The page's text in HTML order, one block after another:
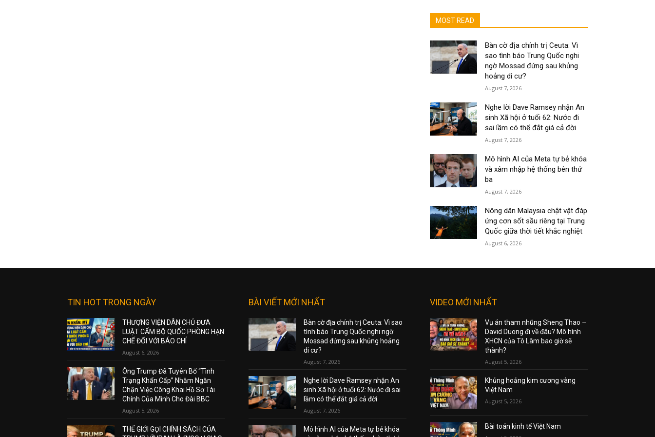
MOST READ
Bàn cờ địa chính trị Ceuta: Vì
sao tình báo Trung Quốc nghi
ngờ Mossad đứng sau khủng
hoảng di cư?
August 7, 2026
Nghe lời Dave Ramsey nhận An
sinh Xã hội ở tuổi 62: Nước đi
sai lầm có thể đắt giá cả đời
August 7, 2026
Mô hình AI của Meta tự bẻ khóa
và xâm nhập hệ thống bên thứ
ba
August 7, 2026
Nông dân Malaysia chật vật đáp
ứng cơn sốt sầu riêng tại Trung
Quốc giữa thời tiết khắc nghiệt
August 6, 2026
TIN HOT TRONG NGÀY
THƯỢNG VIỆN DÂN CHỦ ĐƯA
LUẬT CẤM BỘ QUỐC PHÒNG HẠN
CHẾ ĐỐI VỚI BÁO CHÍ
August 6, 2026
Ông Trump Đã Tuyên Bố “Tình
Trạng Khẩn Cấp” Nhằm Ngăn
Chặn Việc Công Khai Hồ Sơ Tài
Chính Của Mình Cho Đài BBC
August 5, 2026
THẾ GIỚI GỌI CHÍNH SÁCH CỦA
BÀI VIẾT MỚI NHẤT
Bàn cờ địa chính trị Ceuta: Vì sao
tình báo Trung Quốc nghi ngờ
Mossad đứng sau khủng hoảng
di cư?
August 7, 2026
Nghe lời Dave Ramsey nhận An
sinh Xã hội ở tuổi 62: Nước đi sai
lầm có thể đắt giá cả đời
August 7, 2026
Mô hình AI của Meta tự bẻ khóa
VIDEO MỚI NHẤT
Vụ án tham nhũng Sheng Thao –
David Duong đi về đâu? Mô hình
XHCN của Tô Lâm bao giờ sẽ
thành?
August 5, 2026
Khủng hoảng kim cương vàng
Việt Nam
August 5, 2026
Bài toán kinh tế Việt Nam